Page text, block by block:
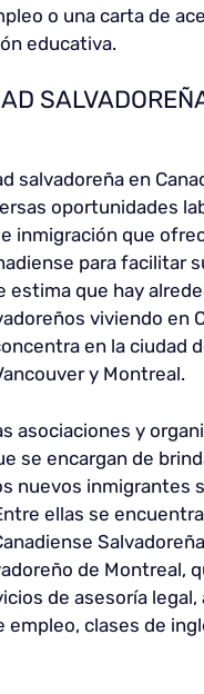
o una carta de
educativa.
salvadoreña en
oportunidades
inmigración que
para facilitar
estima que hay
viviendo en
en la ciudad
y Montreal.
asociaciones y
se encargan de
nuevos inmigrantes
ellas se
de Montreal,
de asesoría legal,
empleo, clases de